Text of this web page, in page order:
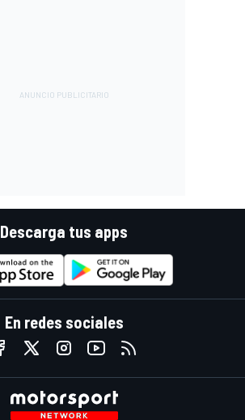
Descarga tus apps
En redes sociales